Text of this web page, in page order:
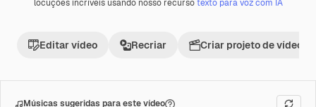
locuções incríveis usando nosso recursotexto para voz com IA
Editar vídeo Recriar Criar projeto de vídeo
Músicas sugeridas para este vídeo